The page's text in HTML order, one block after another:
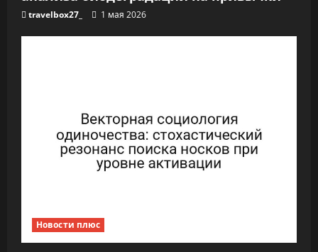
мtravelbox27_ 1 мая 2026
Новости плюс